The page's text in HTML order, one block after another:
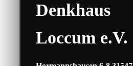
Denkhaus
Loccum e.V.